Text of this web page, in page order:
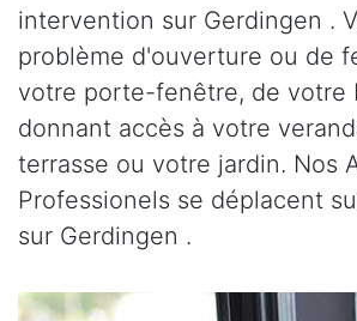
intervention sur Gerdingen .
problème d'ouverture ou de
votre porte-fenêtre, de votre
donnant accès à votre
terrasse ou votre jardin. Nos
Professionels se déplacent
sur Gerdingen .